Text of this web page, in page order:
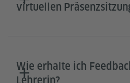
virtuellen
Wie erhalte ich